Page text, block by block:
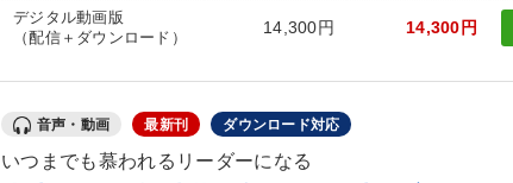
デジタル動画版
（配信＋ダウンロード）
14,300円 14,300円
音声・動画 最新刊 ダウンロード対応
いつまでも慕われるリーダーになる